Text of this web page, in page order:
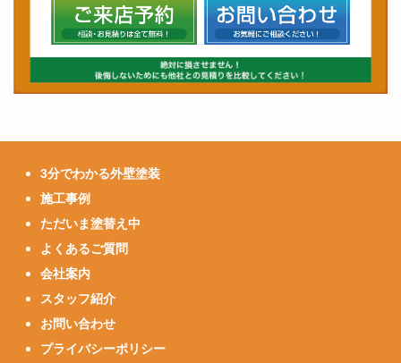
3分でわかる外壁塗装
施工事例
ただいま塗替え中
よくあるご質問
会社案内
スタッフ紹介
お問い合わせ
プライバシーポリシー